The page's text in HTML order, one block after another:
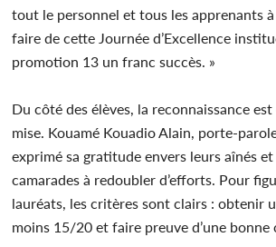
tout le personnel et tous les apprenants
faire de cette Journée d’Excellence
promotion 13 un franc succès. »
Du côté des élèves, la reconnaissance
mise. Kouamé Kouadio Alain, porte-
exprimé sa gratitude envers leurs aînés
camarades à redoubler d’efforts. Pour
lauréats, les critères sont clairs : obtenir
moins 15/20 et faire preuve d’une bonne